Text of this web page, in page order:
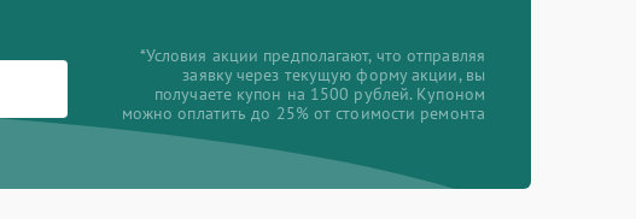
*Условия акции предполагают, что отправляя
заявку через текущую форму акции, вы
получаете купон на 1500 рублей. Купоном
можно оплатить до 25% от стоимости ремонта